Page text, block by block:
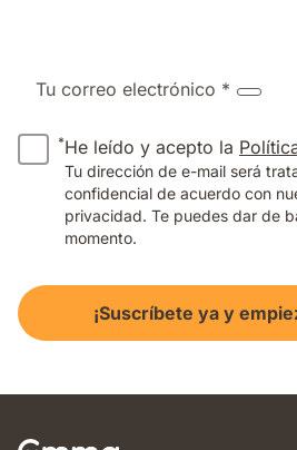
Tu correo electrónico *
*He leído y acepto la
Tu dirección de e-mail será
confidencial de acuerdo con
privacidad. Te puedes dar de
momento.
¡Suscríbete ya y